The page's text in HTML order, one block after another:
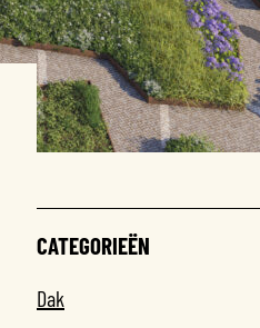
CATEGORIEËN
Dak